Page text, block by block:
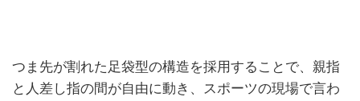
つま先が割れた足袋型の構造を採用することで、親指
と人差し指の間が自由に動き、スポーツの現場で言わ